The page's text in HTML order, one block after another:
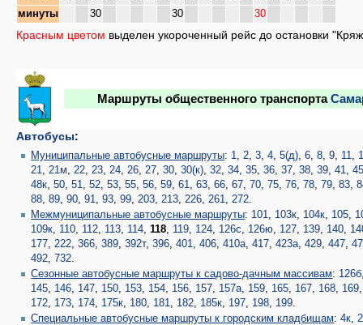
минуты
30 30 30
Красным цветом выделен укороченный рейс до остановки
Маршруты общественного транспорта
Автобусы:
Муниципальные автобусные маршруты: 1 2 ,3 ,4 ,5(д) ,6 ,8 ,9 11
21
21м 22 23 24 26 27 ,30 ,30(к) ,32 ,34 ,35 ,36 ,37 ,38 ,39 ,41 ,
48к ,50 ,51 ,52 ,53 ,55 ,56 ,59 ,61 ,63 ,66 ,67 ,70 ,75 ,76 ,78 ,79 ,83 ,
88 ,89 ,90 ,91 ,93 ,99 203 213 226 261 272
Межмуниципальные автобусные маршруты: 101 103к 104к 105
109к
110 112 113 114 ,118 119 124 126с 126ю 127 139 140
177
222 ,366 ,389 ,392т,396 ,401 ,406 ,410а ,417 ,423а ,429 ,447 ,
492 ,732
Сезонные автобусные маршруты к садово-дачным массивам: 126б
145, 146, 147, 150, 153, 154, 156, 157, 157а, 159, 165, 167, 168, 169
172, 173, 174, 175к, 180, 181, 182, 185к, 197, 198, 199.
Специальные автобусные маршруты к городским кладбищам:4к,